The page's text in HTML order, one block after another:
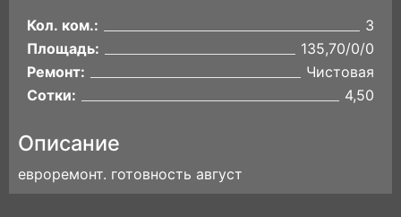
Кол. ком.:
3
Площадь:
135,70/0/0
Ремонт:
Чистовая
Сотки:
4,50
Описание
евроремонт. готовность август